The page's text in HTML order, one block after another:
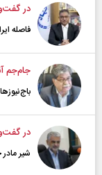
در
فاصله
جام‌جم
در
شیر